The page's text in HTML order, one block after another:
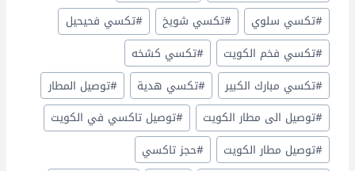
#تكسي سلوي #تكسي شويخ #تكسي فحيحيل
#تكسي فخم الكويت #تكسي كشخه
#تكسي مبارك الكبير #تكسي هدية #توصيل المطار
#توصيل الى مطار الكويت #توصيل تاكسي في الكويت
#توصيل مطار الكويت #حجز تاكسي